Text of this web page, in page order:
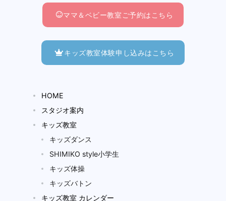
ママ＆ベビー教室ご予約はこちら
キッズ教室体験申し込みはこちら
HOME
スタジオ案内
キッズ教室
キッズダンス
SHIMIKO style小学生
キッズ体操
キッズバトン
キッズ教室 カレンダー